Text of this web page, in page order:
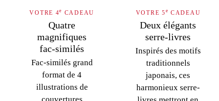
VOTRE 4e CADEAU
Quatre
magnifiques
fac-similés
Fac-similés grand
format de 4
illustrations de
couvertures
VOTRE 5e CADEAU
Deux élégants
serre-livres
Inspirés des motifs
traditionnels
japonais, ces
harmonieux serre-